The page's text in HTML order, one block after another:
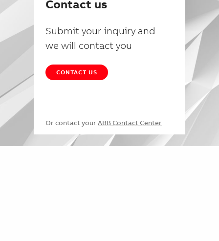
Contact us
Submit your inquiry and
we will contact you
CONTACT US
Or contact your ABB Contact Center